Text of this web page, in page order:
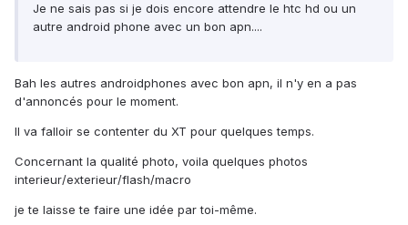
Je ne sais pas si je dois encore attendre le htc hd ou un
autre android phone avec un bon apn....
Bah les autres androidphones avec bon apn, il n'y en a pas
d'annoncés pour le moment.
Il va falloir se contenter du XT pour quelques temps.
Concernant la qualité photo, voila quelques photos
interieur/exterieur/flash/macro
je te laisse te faire une idée par toi-même.